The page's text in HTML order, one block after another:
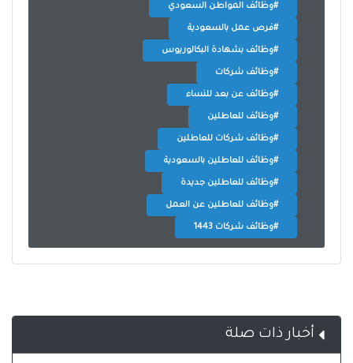
#وظائف المواطن السعودي
#فرص عمل بالسعودية
#وظائف بشهادة البكالوريوس
#وظائف شركات
#وظائف عن بعد للنساء
#وظائف للعاطلين
#وظائف شركات للعاطلين
#وظائف للعاطلين بالسعودية
#وظائف للعاطلين جديدة
#وظائف للعاطلين عن العمل
#وظائف شركات 1443
أخبار ذات صلة